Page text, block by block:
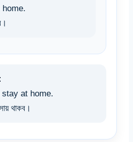
home.
at home.
থাকব।